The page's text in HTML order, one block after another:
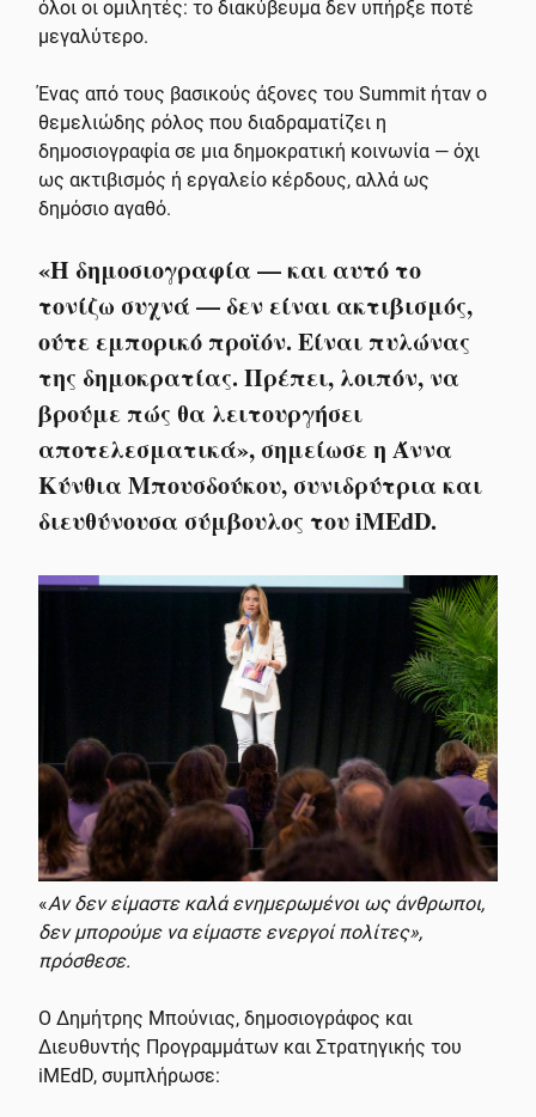
όλοι οι ομιλητές: το διακύβευμα δεν υπήρξε ποτέ
μεγαλύτερο.
Ένας από τους βασικούς άξονες του Summit ήταν ο
θεμελιώδης ρόλος που διαδραματίζει η
δημοσιογραφία σε μια δημοκρατική κοινωνία — όχι
ως ακτιβισμός ή εργαλείο κέρδους, αλλά ως
δημόσιο αγαθό.
«Η δημοσιογραφία — και αυτό το
τονίζω συχνά — δεν είναι ακτιβισμός,
ούτε εμπορικό προϊόν. Είναι πυλώνας
της δημοκρατίας. Πρέπει, λοιπόν, να
βρούμε πώς θα λειτουργήσει
αποτελεσματικά», σημείωσε η Άννα
Κύνθια Μπουσδούκου, συνιδρύτρια και
διευθύνουσα σύμβουλος του iMEdD.
«Αν δεν είμαστε καλά ενημερωμένοι ως άνθρωποι,
δεν μπορούμε να είμαστε ενεργοί πολίτες»,
πρόσθεσε.
Ο Δημήτρης Μπούνιας, δημοσιογράφος και
Διευθυντής Προγραμμάτων και Στρατηγικής του
iMEdD, συμπλήρωσε: